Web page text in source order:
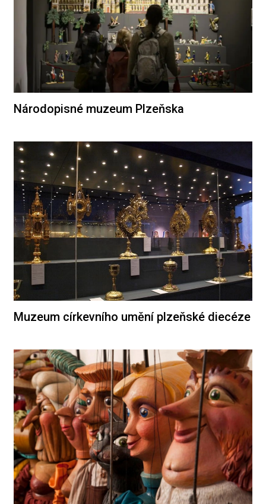
Národopisné muzeum Plzeňska
Muzeum církevního umění plzeňské diecéze